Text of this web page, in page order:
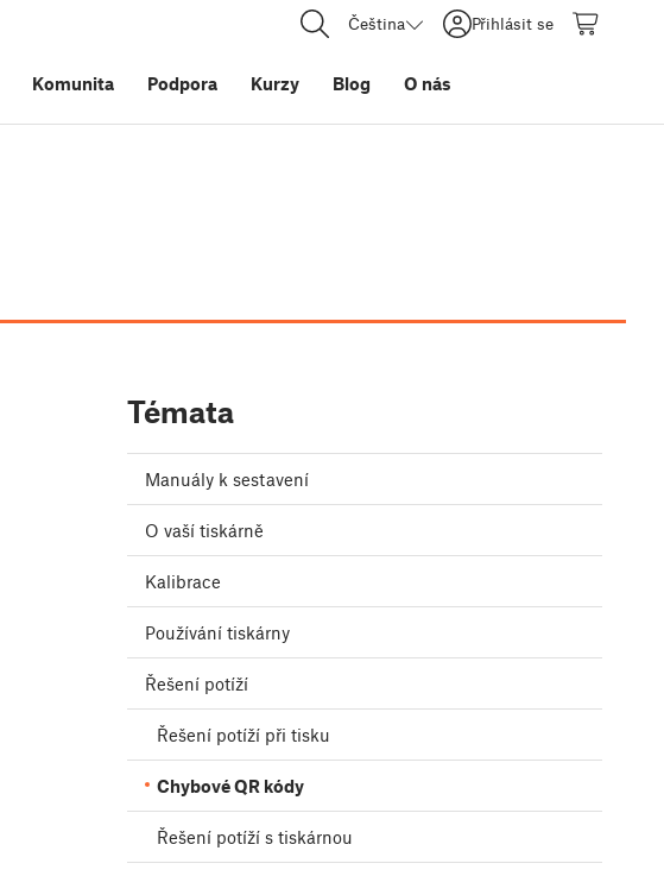
Čeština Přihlásit se
Komunita Podpora Kurzy Blog O nás
Témata
Manuály k sestavení
O vaší tiskárně
Kalibrace
Používání tiskárny
Řešení potíží
Řešení potíží při tisku
Chybové QR kódy
Řešení potíží s tiskárnou